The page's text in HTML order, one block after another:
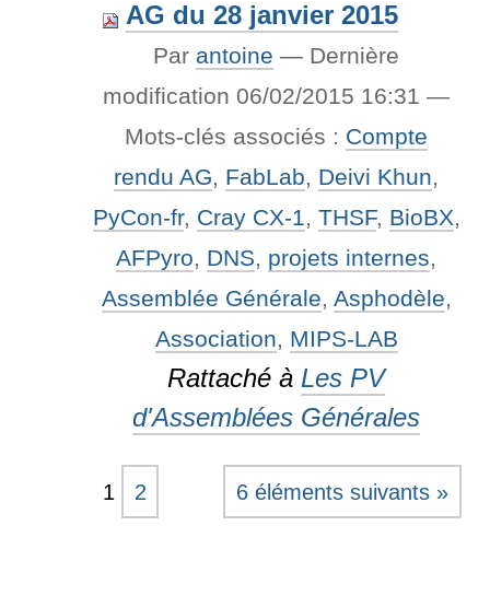
AG du 28 janvier 2015
Par antoine — Dernière
modification 06/02/2015 16:31—
Mots-clés associés : Compte
rendu AG, FabLab, Deivi Khun,
PyCon-fr, Cray CX-1, THSF, BioBX,
AFPyro, DNS, projets internes,
Assemblée Générale, Asphodèle,
Association, MIPS-LAB
Rattaché à Les PV
d'Assemblées Générales
6 éléments suivants »
1 2